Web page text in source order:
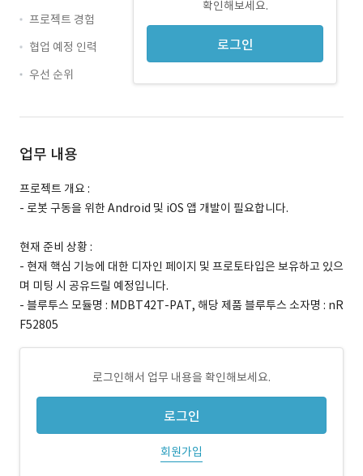
확인해보세요.
로그인
프로젝트 경험
협업 예정 인력
우선 순위
업무 내용
프로젝트 개요 :
- 로봇 구동을 위한 Android 및 iOS 앱 개발이 필요합니다.
현재 준비 상황 :
- 현재 핵심 기능에 대한 디자인 페이지 및 프로토타입은 보유하고 있으
며 미팅 시 공유드릴 예정입니다.
- 블루투스 모듈명 : MDBT42T-PAT, 해당 제품 블루투스 소자명 : nR
F52805
로그인해서 업무 내용을 확인해보세요.
로그인
회원가입